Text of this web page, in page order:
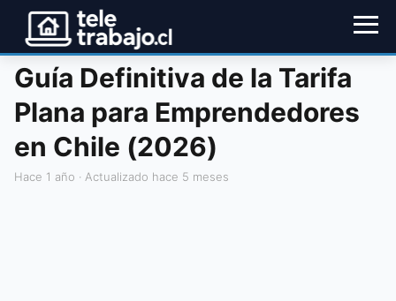
Guía Definitiva de la Tarifa
Plana para Emprendedores
en Chile (2026)
hace 1 año · Actualizado hace 5 meses